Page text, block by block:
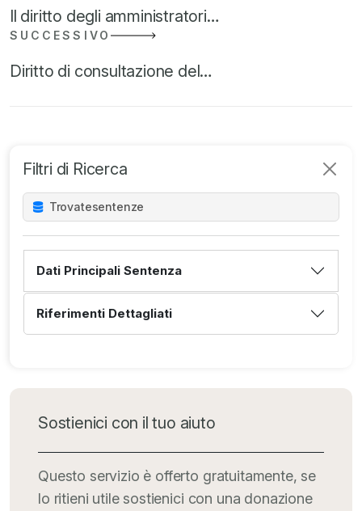
Il diritto degli amministratori…
SUCCESSIVO
Diritto di consultazione del…
Filtri di Ricerca
Trovatesentenze
Dati Principali Sentenza
Riferimenti Dettagliati
Sostienici con il tuo aiuto
Questo servizio è offerto gratuitamente, se
lo ritieni utile sostienici con una donazione